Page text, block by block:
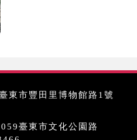
東市豐田里博物館路1號
臺東市文化公園路